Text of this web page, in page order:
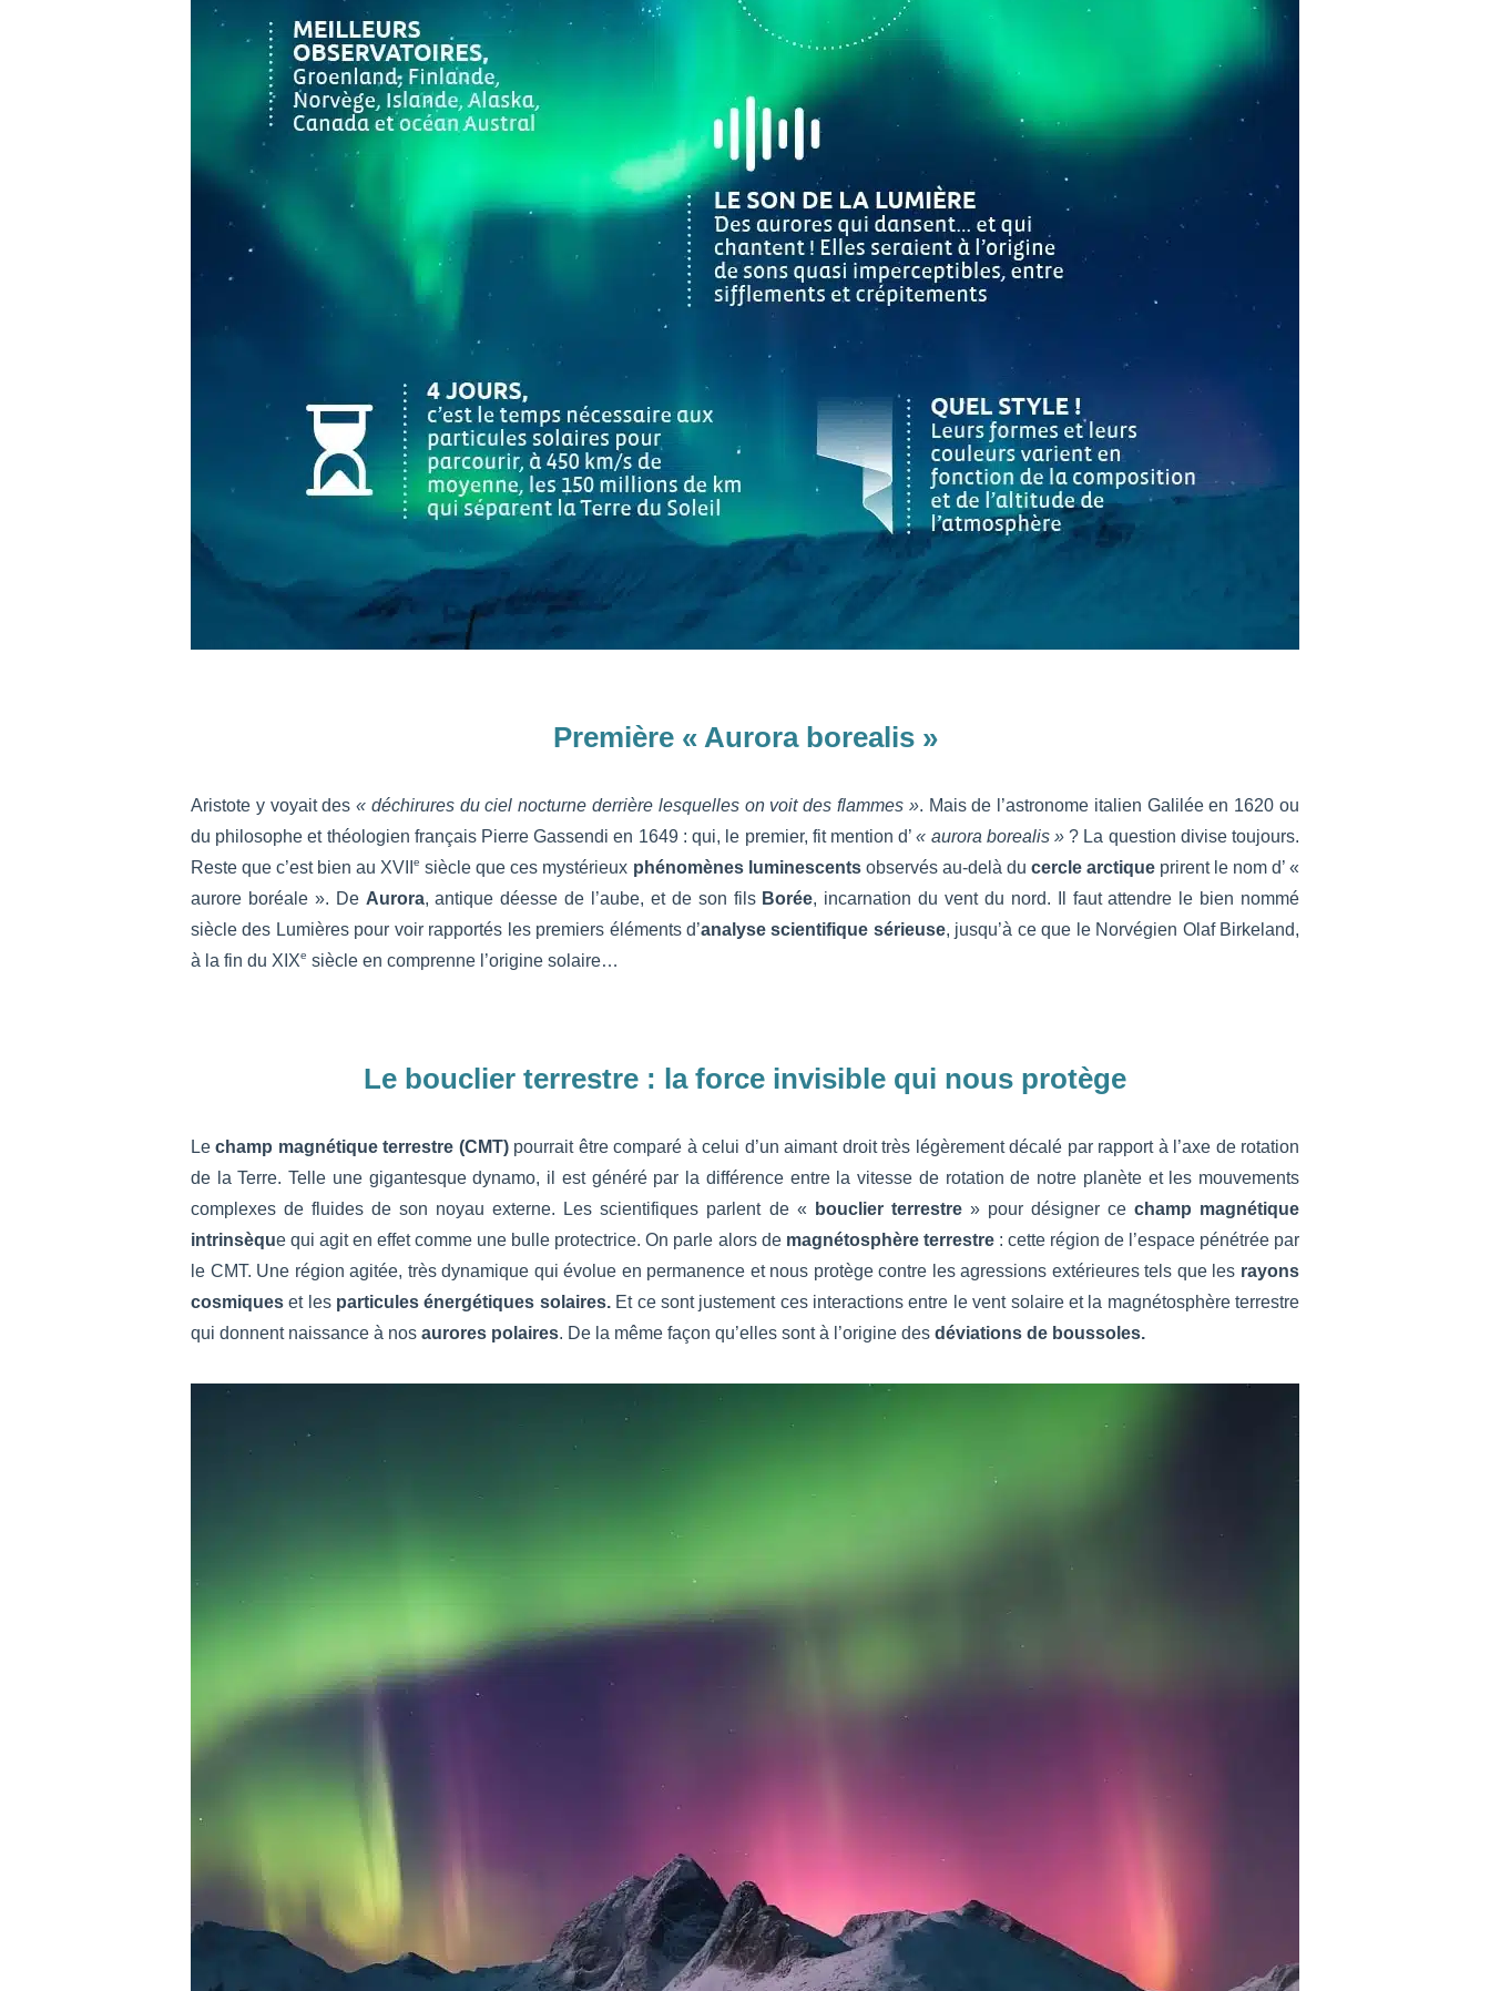
Première « Aurora borealis »
Aristote y voyait des« déchirures du ciel nocturne derrière lesquelles on voit des flammes ». Mais de l’astronome italien Galilée en 1620 ou
du philosophe et théologien français Pierre Gassendi en 1649 : qui, le premier, fit mention d’« aurora borealis »? La question divise toujours.
Reste que c’est bien au XVIIe siècle que ces mystérieux phénomènes luminescents observés au-delà du cercle arctiqueprirent le nom d’ «
aurore boréale ». De Aurora, antique déesse de l’aube, et de son fils Borée, incarnation du vent du nord. Il faut attendre le bien nommé
siècle des Lumières pour voir rapportés les premiers éléments d’analyse scientifique sérieuse, jusqu’à ce que le Norvégien Olaf Birkeland,
à la fin du XIXe siècle en comprenne l’origine solaire…
Le bouclier terrestre : la force invisible qui nous protège
Le champ magnétique terrestre (CMT) pourrait être comparé à celui d’un aimant droit très légèrement décalé par rapport à l’axe de rotation
de la Terre. Telle une gigantesque dynamo, il est généré par la différence entre la vitesse de rotation de notre planète et les mouvements
complexes de fluides de son noyau externe. Les scientifiques parlent de «
bouclier terrestre» pour désigner ce champ magnétique
intrinsèque qui agit en effet comme une bulle protectrice. On parle alors de magnétosphère terrestre: cette région de l’espace pénétrée par
le CMT. Une région agitée, très dynamique qui évolue en permanence et nous protège contre les agressions extérieures tels que les rayons
cosmiqueset les particules énergétiques solaires.Et ce sont justement ces interactions entre le vent solaire et la magnétosphère terrestre
qui donnent naissance à nos aurores polaires. De la même façon qu’elles sont à l’origine des déviations de boussoles.